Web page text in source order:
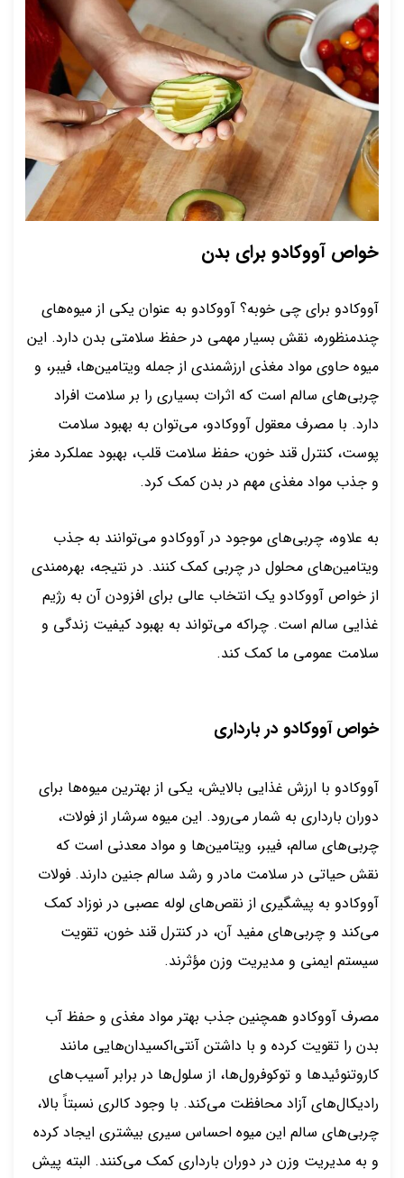
خواص آووکادو برای بدن
آووکادو برای چی خوبه؟ آووکادو به عنوان یکی از میوه‌های
چندمنظوره، نقش بسیار مهمی در حفظ سلامتی بدن دارد. این
میوه حاوی مواد مغذی ارزشمندی از جمله ویتامین‌ها، فیبر، و
چربی‌های سالم است که اثرات بسیاری را بر سلامت افراد
دارد. با مصرف معقول آووکادو، می‌توان به بهبود سلامت
پوست، کنترل قند خون، حفظ سلامت قلب، بهبود عملکرد مغز
و جذب مواد مغذی مهم در بدن کمک کرد.
به علاوه، چربی‌های موجود در آووکادو می‌توانند به جذب
ویتامین‌های محلول در چربی کمک کنند. در نتیجه، بهره‌مندی
از خواص آووکادو یک انتخاب عالی برای افزودن آن به رژیم
غذایی سالم است. چراکه می‌تواند به بهبود کیفیت زندگی و
سلامت عمومی ما کمک کند.
خواص آووکادو در بارداری
آووکادو با ارزش غذایی بالایش، یکی از بهترین میوه‌ها برای
دوران بارداری به شمار می‌رود. این میوه سرشار از فولات،
چربی‌های سالم، فیبر، ویتامین‌ها و مواد معدنی است که
نقش حیاتی در سلامت مادر و رشد سالم جنین دارند. فولات
آووکادو به پیشگیری از نقص‌های لوله عصبی در نوزاد کمک
می‌کند و چربی‌های مفید آن، در کنترل قند خون، تقویت
سیستم ایمنی و مدیریت وزن مؤثرند.
مصرف آووکادو همچنین جذب بهتر مواد مغذی و حفظ آب
بدن را تقویت کرده و با داشتن آنتی‌اکسیدان‌هایی مانند
کاروتنوئیدها و توکوفرول‌ها، از سلول‌ها در برابر آسیب‌های
رادیکال‌های آزاد محافظت می‌کند. با وجود کالری نسبتاً بالا،
چربی‌های سالم این میوه احساس سیری بیشتری ایجاد کرده
و به مدیریت وزن در دوران بارداری کمک می‌کنند. البته پیش